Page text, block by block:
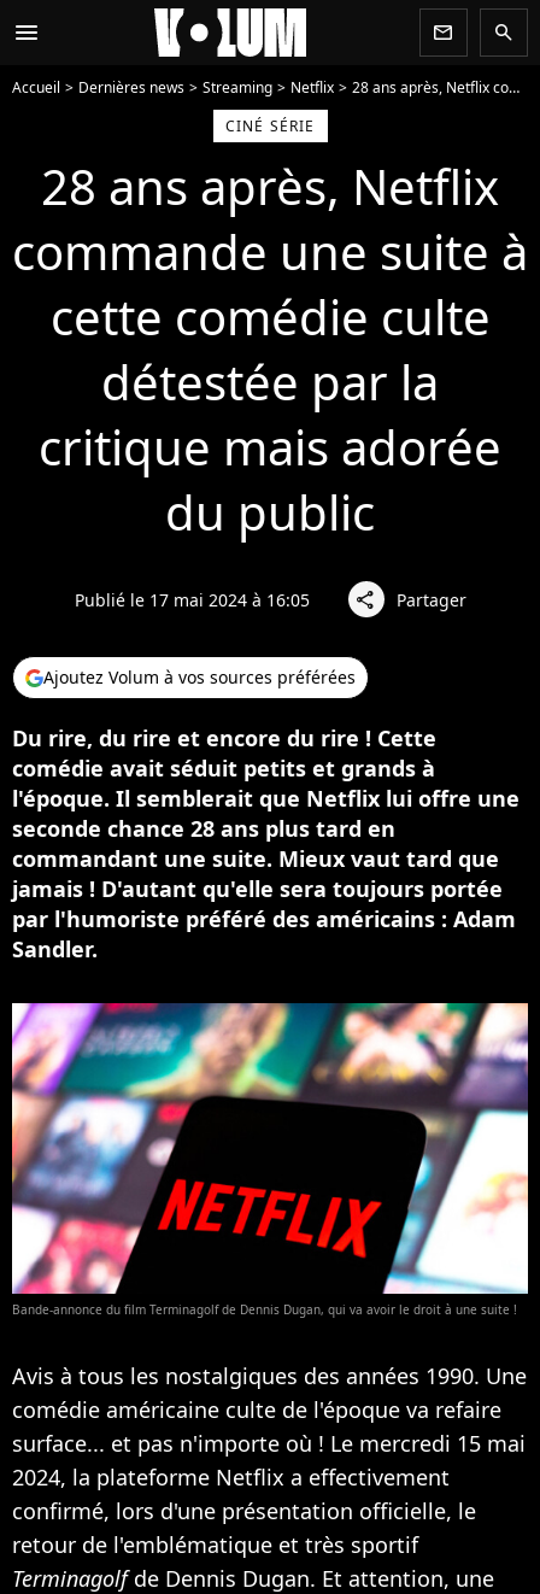
menu newsletter search
Accueil Dernières news Streaming Netflix
28 ans après, Netflix commande une suite à cette comédie culte détestée par la critique mais adorée du public
CINÉ SÉRIE
28 ans après, Netflix
commande une suite à
cette comédie culte
détestée par la
critique mais adorée
du public
Publié le 17 mai 2024 à 16:05 share Partager
Ajoutez Volum à vos sources préférées
Du rire, du rire et encore du rire ! Cette
comédie avait séduit petits et grands à
l'époque. Il semblerait que Netflix lui offre une
seconde chance 28 ans plus tard en
commandant une suite. Mieux vaut tard que
jamais ! D'autant qu'elle sera toujours portée
par l'humoriste préféré des américains : Adam
Sandler.
Bande-annonce du film Terminagolf de Dennis Dugan, qui va avoir le droit à une suite !
Avis à tous les nostalgiques des années 1990. Une
comédie américaine culte de l'époque va refaire
surface... et pas n'importe où ! Le mercredi 15 mai
2024, la plateforme Netflix a effectivement
confirmé, lors d'une présentation officielle, le
retour de l'emblématique et très sportif
Terminagolfde Dennis Dugan. Et attention, une